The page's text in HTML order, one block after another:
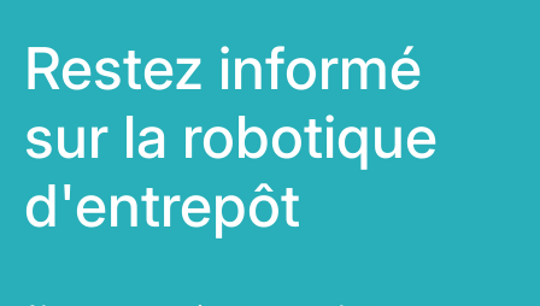
Restez informé
sur la robotique
d'entrepôt